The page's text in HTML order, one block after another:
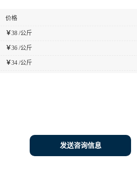
价格
￥38 /公斤
￥36 /公斤
￥34 /公斤
发送咨询信息